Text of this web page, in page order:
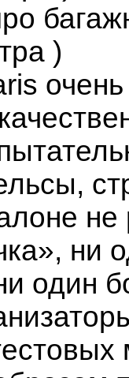
)
очень
не
ни
один